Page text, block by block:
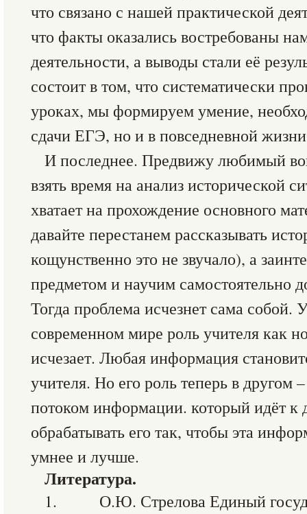
что связано с нашей практической
что факты оказались востребованы
деятельности, а выводы стали её
состоит в том, что систематически
уроках, мы формируем умение,
сдачи ЕГЭ, но и в повседневной
И последнее. Предвижу любимый
взять время на анализ исторической
хватает на прохождение основного
давайте перестанем рассказывать
кощунственно это не звучало), а
предметом и научим самостоятельно
Тогда проблема исчезнет сама собой.
современном мире роль учителя как
исчезает. Любая информация
учителя. Но его роль теперь в другом
потоком информации. который идёт к
обрабатывать его так, чтобы эта
умнее и лучше.
Литература.
1. О.Ю. Стрелова Единый